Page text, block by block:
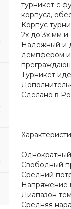
турникет с
корпуса,
Корпус
2х до 3х мм и
Надежный и
демпфером и
Турникет
Сделано в
Однократный
Свободный
Средний
Напряжение
Диапазон
Средняя